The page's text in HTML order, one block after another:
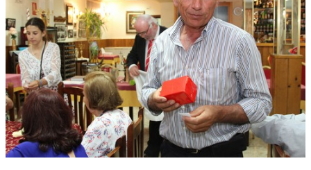
Fotos▼
Sistemas Digitales
Noticias de interés
Contacto